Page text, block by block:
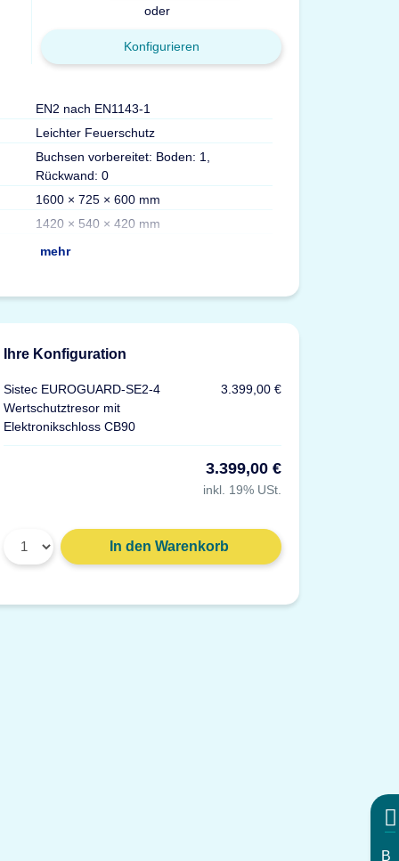
oder
Konfigurieren
EN2 nach EN1143-1
Leichter Feuerschutz
Buchsen vorbereitet: Boden: 1,
Rückwand: 0
1600 × 725 × 600 mm
1420 × 540 × 420 mm
mehr
Material: Kunststoff, grau
Ihre Konfiguration
Sistec EUROGUARD-SE2-4
Wertschutztresor mit
Elektronikschloss CB90
3.399,00 €
3.399,00 €
inkl. 19% USt.
In den Warenkorb